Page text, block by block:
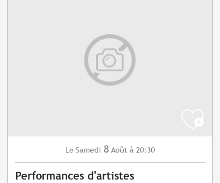
Le Samedi 8 Août à 20:30
Performances d'artistes